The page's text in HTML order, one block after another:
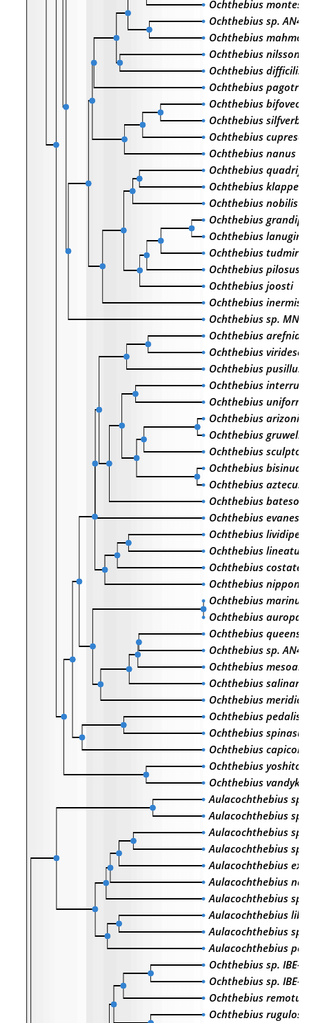
Ochthebius montesi
Ochthebius sp.
Ochthebius
Ochthebius nilssoni
Ochthebius difficilis
Ochthebius
Ochthebius
Ochthebius
Ochthebius
Ochthebius nanus
Ochthebius
Ochthebius
Ochthebius nobilis
Ochthebius
Ochthebius
Ochthebius
Ochthebius pilosus
Ochthebius joosti
Ochthebius inermis
Ochthebius sp.
Ochthebius arefniae
Ochthebius
Ochthebius pusillus
Ochthebius
Ochthebius
Ochthebius
Ochthebius gruwelli
Ochthebius
Ochthebius
Ochthebius aztecus
Ochthebius batesoni
Ochthebius
Ochthebius
Ochthebius lineatus
Ochthebius
Ochthebius
Ochthebius marinus
Ochthebius
Ochthebius
Ochthebius sp.
Ochthebius
Ochthebius
Ochthebius
Ochthebius pedalis
Ochthebius spinasus
Ochthebius capicola
Ochthebius
Ochthebius vandykei
Aulacochthebius sp.
Aulacochthebius sp.
Aulacochthebius sp.
Aulacochthebius sp.
Aulacochthebius
Aulacochthebius
Aulacochthebius sp.
Aulacochthebius
Aulacochthebius sp.
Aulacochthebius
Ochthebius sp. IBE-
Ochthebius sp. IBE-
Ochthebius remotus
Ochthebius